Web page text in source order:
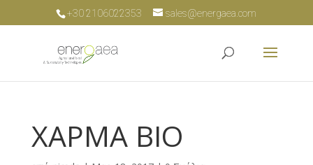
+30 2106022353 sales@energaea.com
ΧΑΡΜΑ ΒΙΟ